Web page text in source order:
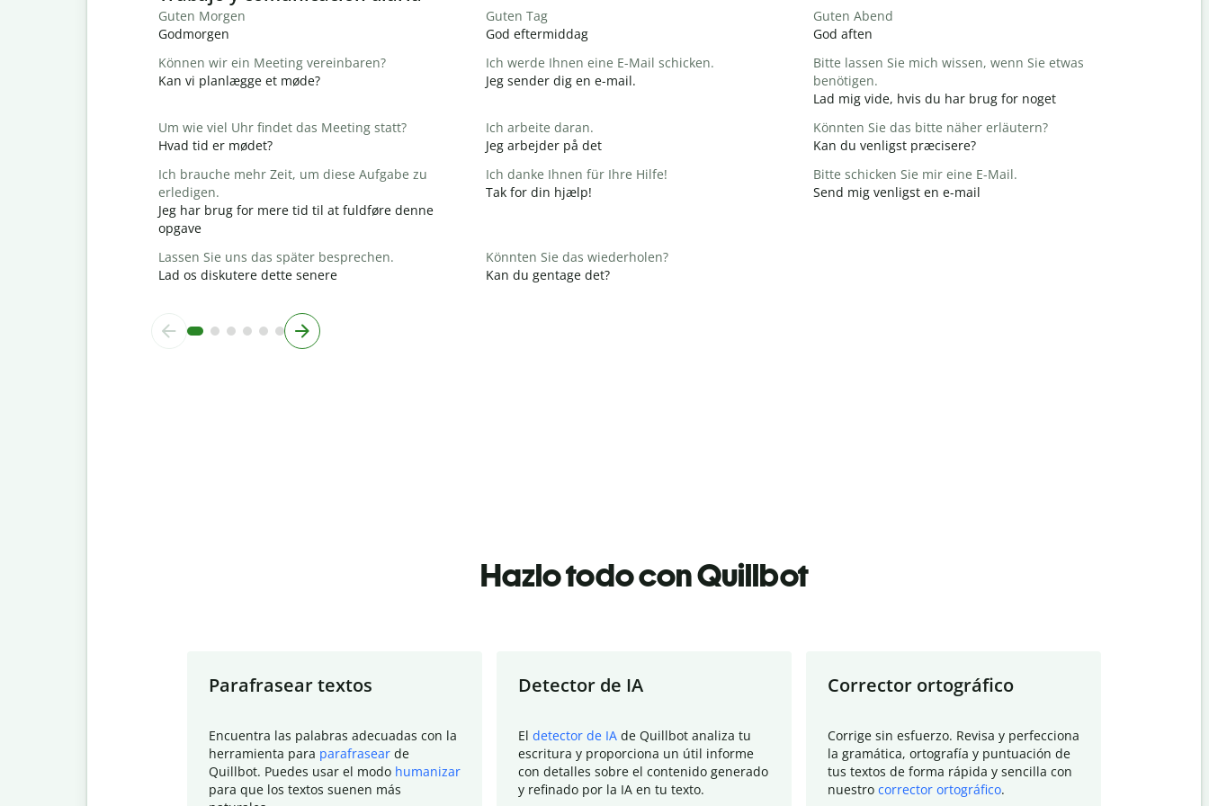
Guten Morgen
Godmorgen
Guten Tag
God eftermiddag
Guten Abend
God aften
Können wir ein Meeting vereinbaren?
Kan vi planlægge et møde?
Ich werde Ihnen eine E-Mail schicken.
Jeg sender dig en e-mail.
Bitte lassen Sie mich wissen, wenn Sie etwas
benötigen.
Lad mig vide, hvis du har brug for noget
Um wie viel Uhr findet das Meeting statt?
Hvad tid er mødet?
Ich arbeite daran.
Jeg arbejder på det
Könnten Sie das bitte näher erläutern?
Kan du venligst præcisere?
Ich brauche mehr Zeit, um diese Aufgabe zu
erledigen.
Jeg har brug for mere tid til at fuldføre denne
opgave
Ich danke Ihnen für Ihre Hilfe!
Tak for din hjælp!
Bitte schicken Sie mir eine E-Mail.
Send mig venligst en e-mail
Lassen Sie uns das später besprechen.
Lad os diskutere dette senere
Könnten Sie das wiederholen?
Kan du gentage det?
Hazlo todo con Quillbot
Parafrasear textos
Encuentra las palabras adecuadas con la
herramienta para parafrasear de
Quillbot. Puedes usar el modo humanizar
para que los textos suenen más
Detector de IA
El detector de IA de Quillbot analiza tu
escritura y proporciona un útil informe
con detalles sobre el contenido generado
y refinado por la IA en tu texto.
Corrector ortográfico
Corrige sin esfuerzo. Revisa y perfecciona
la gramática, ortografía y puntuación de
tus textos de forma rápida y sencilla con
nuestro corrector ortográfico.